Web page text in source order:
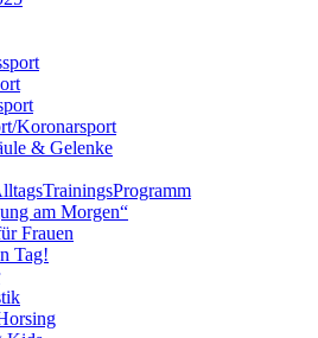
Koronarsport
& Gelenke
am Morgen“
Frauen
Tag!